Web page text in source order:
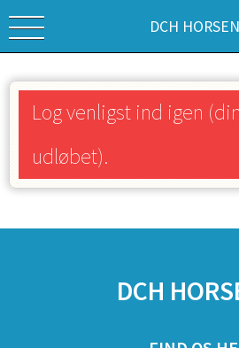
DCH
Log venligst ind igen
udløbet).
DCH